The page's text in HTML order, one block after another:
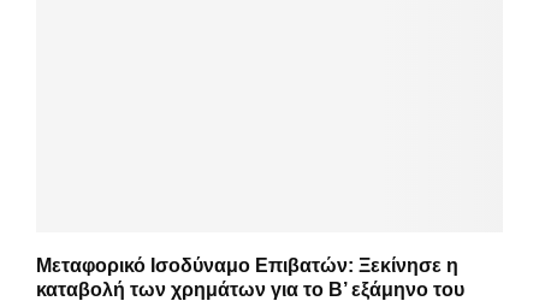
Μεταφορικό Ισοδύναμο Επιβατών: Ξεκίνησε η
καταβολή των χρημάτων για το Β’ εξάμηνο του